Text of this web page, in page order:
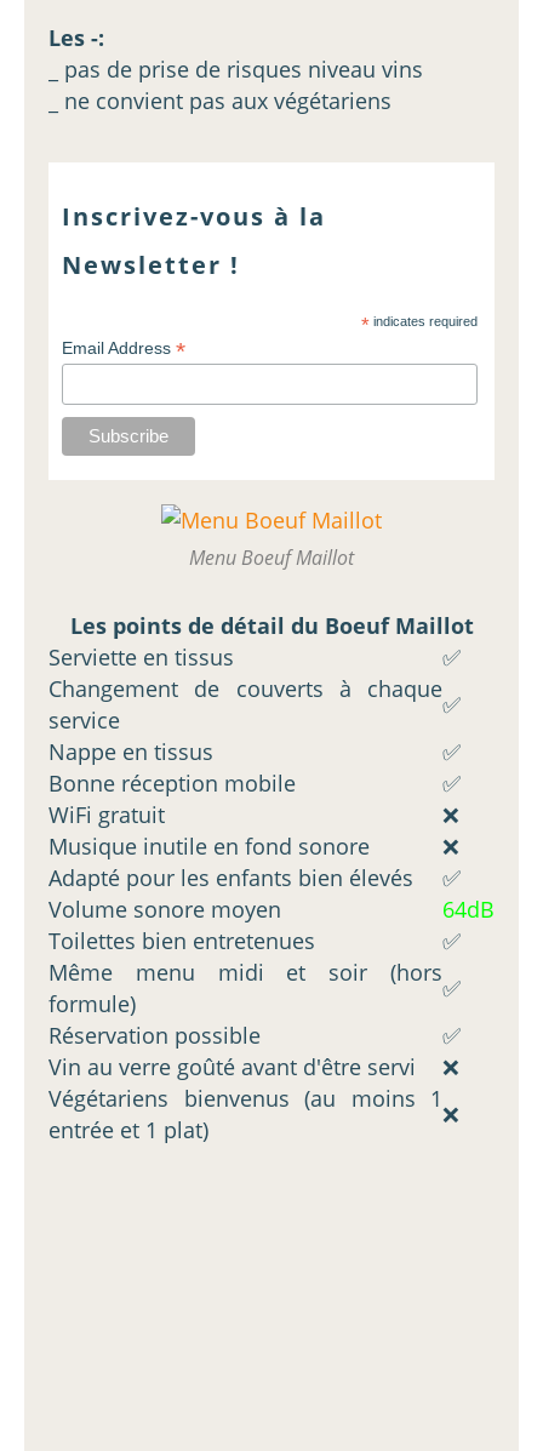
Les -:
_ pas de prise de risques niveau vins
_ ne convient pas aux végétariens
Inscrivez-vous à la
Newsletter !
*indicates required
Email Address*
Menu Boeuf Maillot
Les points de détail du Boeuf Maillot
Serviette en tissus
✅
Changement de couverts à chaque
service
✅
Nappe en tissus
✅
Bonne réception mobile
✅
WiFi gratuit
❌
Musique inutile en fond sonore
❌
Adapté pour les enfants bien élevés
✅
Volume sonore moyen
64dB
Toilettes bien entretenues
✅
Même menu midi et soir (hors
formule)
✅
Réservation possible
✅
Vin au verre goûté avant d'être servi
❌
Végétariens bienvenus (au moins 1
entrée et 1 plat)
❌